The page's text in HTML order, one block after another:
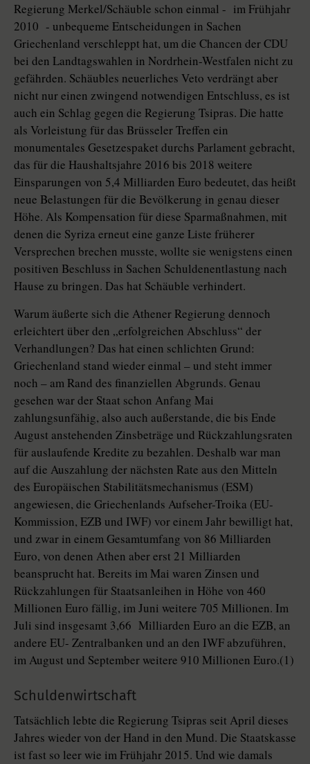
Regierung Merkel/Schäuble schon einmal - im Frühjahr
2010 - unbequeme Entscheidungen in Sachen
Griechenland verschleppt hat, um die Chancen der CDU
bei den Landtagswahlen in Nordrhein-Westfalen nicht zu
gefährden. Schäubles neuerliches Veto verdrängt aber
nicht nur einen zwingend notwendigen Entschluss, es ist
auch ein Schlag gegen die Regierung Tsipras. Die hatte
als Vorleistung für das Brüsseler Treffen ein
monumentales Gesetzespaket durchs Parlament gebracht,
das für die Haushaltsjahre 2016 bis 2018 weitere
Einsparungen von 5,4 Milliarden Euro bedeutet, das heißt
neue Belastungen für die Bevölkerung in genau dieser
Höhe. Als Kompensation für diese Sparmaßnahmen, mit
denen die Syriza erneut eine ganze Liste früherer
Versprechen brechen musste, wollte sie wenigstens einen
positiven Beschluss in Sachen Schuldenentlastung nach
Hause zu bringen. Das hat Schäuble verhindert.
Warum äußerte sich die Athener Regierung dennoch
erleichtert über den „erfolgreichen Abschluss“ der
Verhandlungen? Das hat einen schlichten Grund:
Griechenland stand wieder einmal – und steht immer
noch – am Rand des finanziellen Abgrunds. Genau
gesehen war der Staat schon Anfang Mai
zahlungsunfähig, also auch außerstande, die bis Ende
August anstehenden Zinsbeträge und Rückzahlungsraten
für auslaufende Kredite zu bezahlen. Deshalb war man
auf die Auszahlung der nächsten Rate aus den Mitteln
des Europäischen Stabilitätsmechanismus (ESM)
angewiesen, die Griechenlands Aufseher-Troika (EU-
Kommission, EZB und IWF) vor einem Jahr bewilligt hat,
und zwar in einem Gesamtumfang von 86 Milliarden
Euro, von denen Athen aber erst 21 Milliarden
beansprucht hat. Bereits im Mai waren Zinsen und
Rückzahlungen für Staatsanleihen in Höhe von 460
Millionen Euro fällig, im Juni weitere 705 Millionen. Im
Juli sind insgesamt 3,66 Milliarden Euro an die EZB, an
andere EU- Zentralbanken und an den IWF abzuführen,
im August und September weitere 910 Millionen Euro.(1)
Schuldenwirtschaft
Tatsächlich lebte die Regierung Tsipras seit April dieses
Jahres wieder von der Hand in den Mund. Die Staatskasse
ist fast so leer wie im Frühjahr 2015. Und wie damals